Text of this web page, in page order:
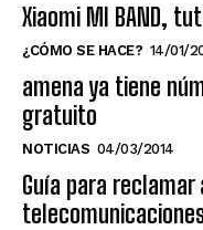
Xiaomi MI BAND,
¿CÓMO SE HACE? 14/01/
amena ya tiene
gratuito
NOTICIAS 04/03/2014
Guía para